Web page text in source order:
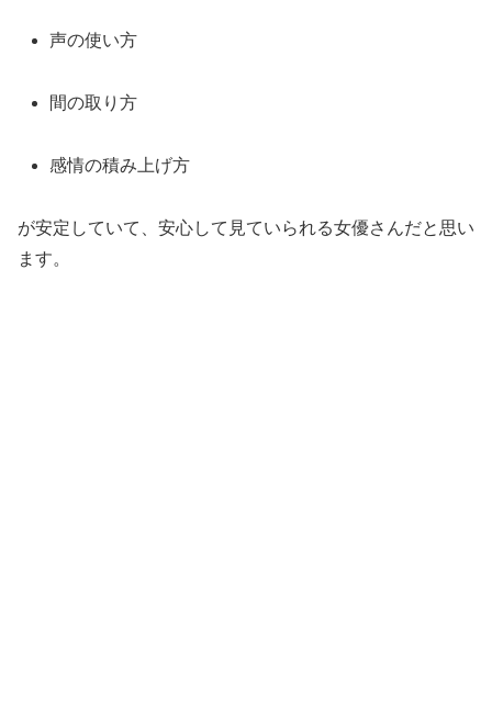
声の使い方
間の取り方
感情の積み上げ方
が安定していて、安心して見ていられる女優さんだと思い
ます。